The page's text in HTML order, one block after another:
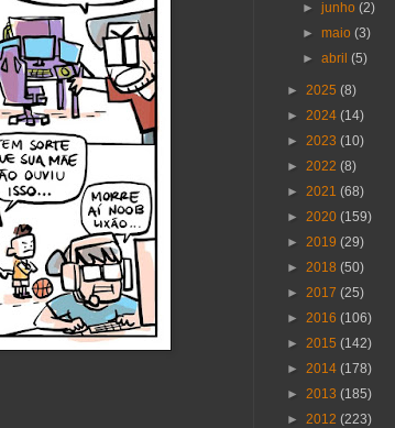
►junho(2)
►maio(3)
►abril(5)
► 2025 (8)
► 2024 (14)
► 2023 (10)
► 2022 (8)
► 2021 (68)
► 2020 (159)
► 2019 (29)
► 2018 (50)
► 2017 (25)
► 2016 (106)
► 2015 (142)
► 2014 (178)
► 2013 (185)
► 2012 (223)